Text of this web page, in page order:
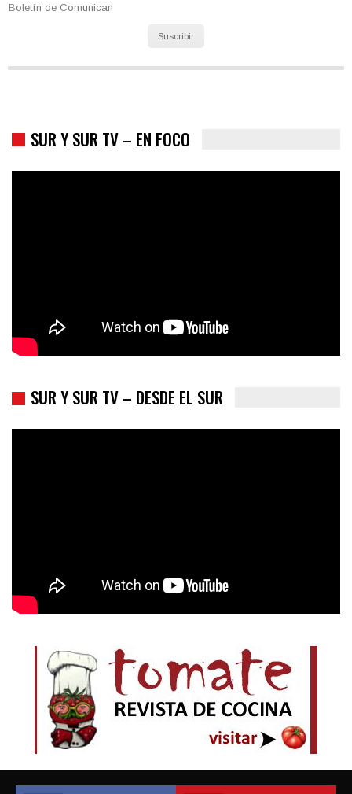
Boletín de Comunican
Suscribir
SUR Y SUR TV – EN FOCO
SUR Y SUR TV – DESDE EL SUR